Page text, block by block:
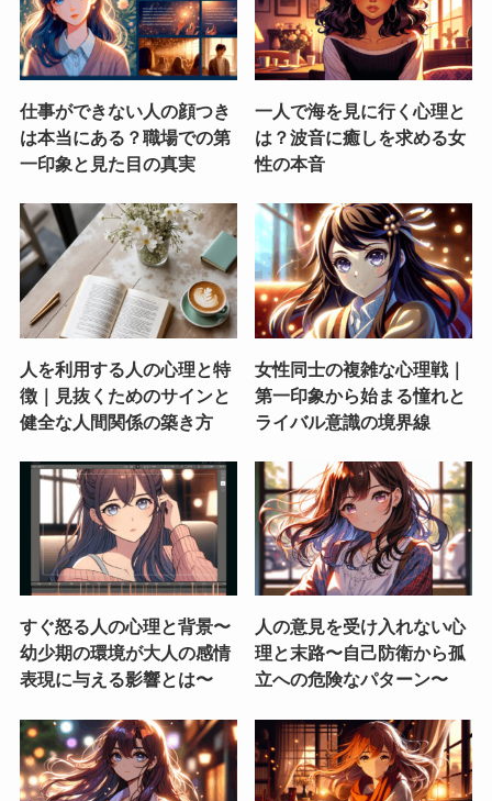
仕事ができない人の顔つき
は本当にある？職場での第
一印象と見た目の真実
一人で海を見に行く心理と
は？波音に癒しを求める女
性の本音
人を利用する人の心理と特
徴｜見抜くためのサインと
健全な人間関係の築き方
女性同士の複雑な心理戦｜
第一印象から始まる憧れと
ライバル意識の境界線
すぐ怒る人の心理と背景〜
幼少期の環境が大人の感情
表現に与える影響とは〜
人の意見を受け入れない心
理と末路〜自己防衛から孤
立への危険なパターン〜